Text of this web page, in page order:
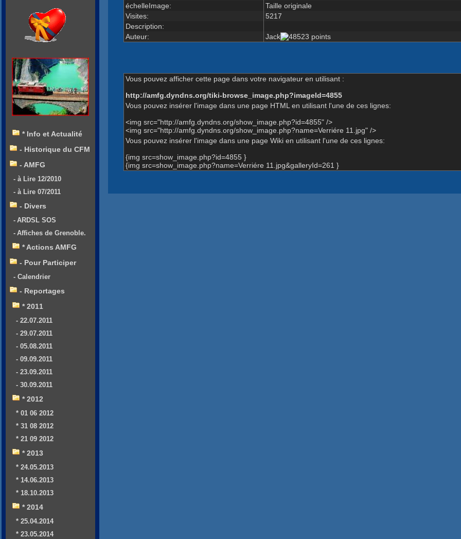
échelleImage:
Taille originale
Visites:
5217
Description:
Auteur:
Jack
Vous pouvez afficher cette page dans votre navigateur en utilisant :
http://amfg.dyndns.org/tiki-browse_image.php?imageId=4855
Vous pouvez insérer l'image dans une page HTML en utilisant l'une de ces lignes:
<img src="http://amfg.dyndns.org/show_image.php?id=4855" />
<img src="http://amfg.dyndns.org/show_image.php?name=Verriére 11.jpg" />
Vous pouvez insérer l'image dans une page Wiki en utilisant l'une de ces lignes:
{img src=show_image.php?id=4855 }
{img src=show_image.php?name=Verriére 11.jpg&galleryId=261 }
* Info et Actualité
- Historique du CFM
- AMFG
- à Lire 12/2010
- à Lire 07/2011
- Divers
- ARDSL SOS
- Affiches de Grenoble.
* Actions AMFG
- Pour Participer
- Calendrier
- Reportages
* 2011
- 22.07.2011
- 29.07.2011
- 05.08.2011
- 09.09.2011
- 23.09.2011
- 30.09.2011
* 2012
* 01 06 2012
* 31 08 2012
* 21 09 2012
* 2013
* 24.05.2013
* 14.06.2013
* 18.10.2013
* 2014
* 25.04.2014
* 23.05.2014